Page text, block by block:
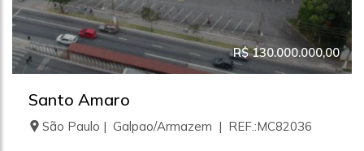
R$ 130.000.000,00
Santo Amaro
São Paulo | Galpao/Armazem | REF.:MC82036